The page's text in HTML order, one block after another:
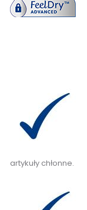
artykuły chłonne.